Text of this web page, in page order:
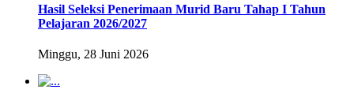
Hasil Seleksi Penerimaan Murid Baru Tahap I Tahun
Pelajaran 2026/2027
Minggu, 28 Juni 2026